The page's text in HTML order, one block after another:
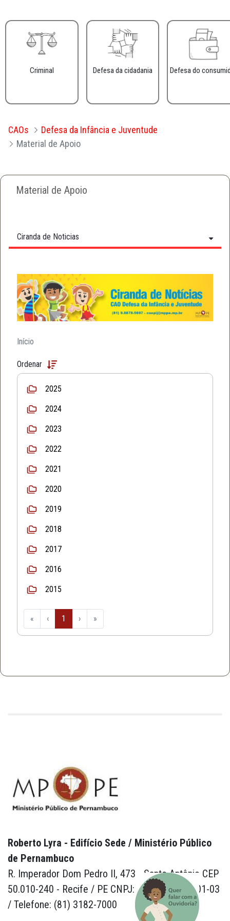
Criminal Defesa da cidadania Defesa do
CAOs
Defesa da Infância e Juventude
Material de Apoio
Material de Apoio
Ciranda de Noticias
Início
Ordenar
2025
2024
2023
2022
2021
2020
2019
2018
2017
2016
2015
« ‹ 1 › »
Roberto Lyra - Edifício Sede / Ministério Público
de Pernambuco
R. Imperador Dom Pedro II, 473 - Santo Antônio CEP
50.010-240 - Recife / PE CNPJ: 24.417.065/0001-03
/ Telefone: (81) 3182-7000